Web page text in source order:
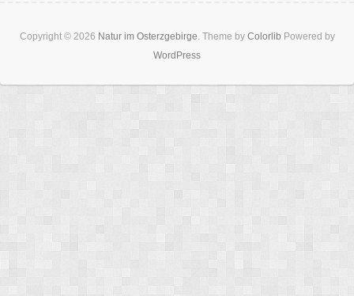
Copyright © 2026 Natur im Osterzgebirge. Theme by Colorlib Powered by
WordPress